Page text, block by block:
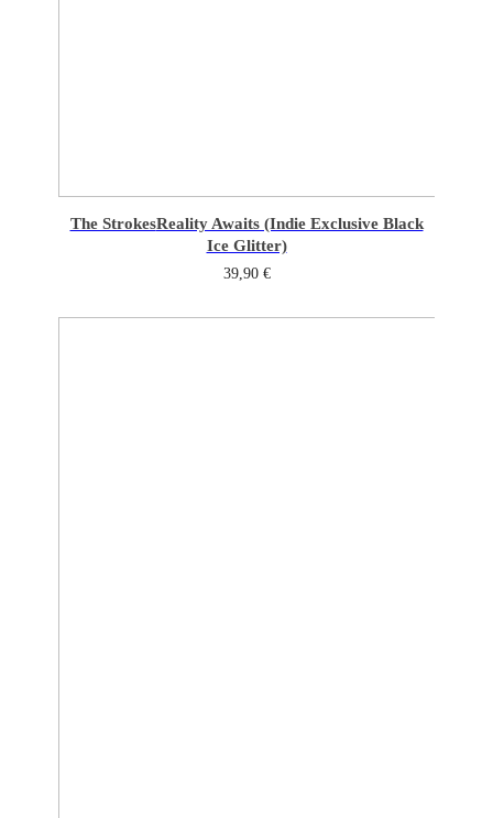
The StrokesReality Awaits (Indie Exclusive Black
Ice Glitter)
39,90 €